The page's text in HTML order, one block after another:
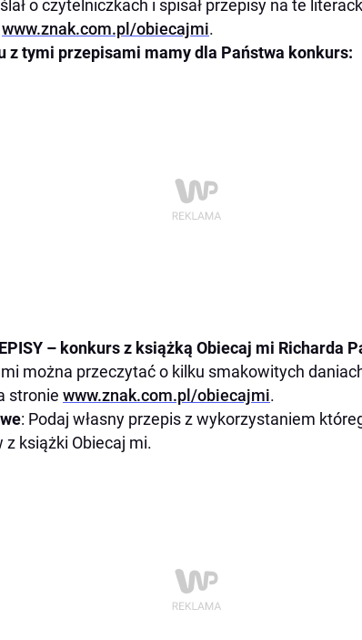
o czytelniczkach i spisał przepisy na te
www.znak.com.pl/obiecajmi.
z tymi przepisami mamy dla Państwa konkurs:
– konkurs z książką Obiecaj mi Richarda
można przeczytać o kilku smakowitych
stronie www.znak.com.pl/obiecajmi.
: Podaj własny przepis z wykorzystaniem
z książki Obiecaj mi.